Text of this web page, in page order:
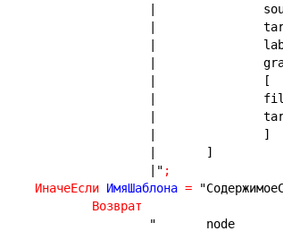
|
|
|
|
|		[
|
|		]
|	]
|" ;
ИначеЕсли ИмяШаблона =
Возврат
"	node